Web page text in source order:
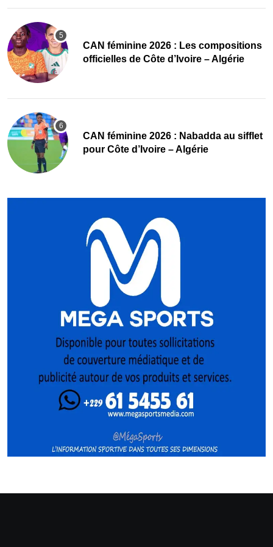
‎CAN féminine 2026 : Les compositions
officielles de Côte d’Ivoire – Algérie
‎CAN féminine 2026 : Nabadda au sifflet
pour Côte d’Ivoire – Algérie